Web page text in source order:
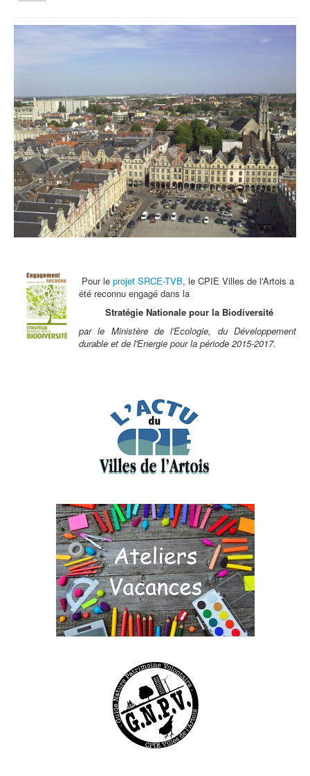
la
Vous êtes ici :
Accueil
Lundi 18 février: Atelier enfant
Activités tout public
Animations et éducation
Accompagnement du territoire et ingénierie
Espace Info Energie
Guide Nature Patrimoine Volontaire (GNPV)
Centre de Ressources du Territoire (CRT)
Contact
Pour le projet SRCE-TVB, le CPIE Villes de l'Artois a
été reconnu engagé dans la
Stratégie Nationale pour la Biodiversité
par le Ministère de l'Ecologie, du Développement
durable et de l'Energie pour la période 2015-2017.